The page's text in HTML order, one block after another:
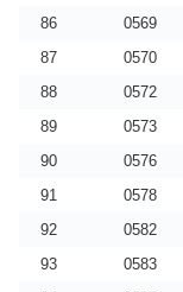
86
0569
87
0570
88
0572
89
0573
90
0576
91
0578
92
0582
93
0583